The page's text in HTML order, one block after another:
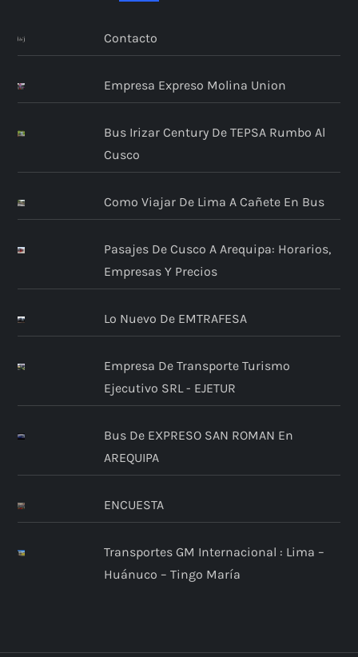
Contacto
Empresa Expreso Molina Union
Bus Irizar Century De TEPSA Rumbo Al
Cusco
Como Viajar De Lima A Cañete En Bus
Pasajes De Cusco A Arequipa: Horarios,
Empresas Y Precios
Lo Nuevo De EMTRAFESA
Empresa De Transporte Turismo
Ejecutivo SRL - EJETUR
Bus De EXPRESO SAN ROMAN En
AREQUIPA
ENCUESTA
Transportes GM Internacional : Lima –
Huánuco – Tingo María